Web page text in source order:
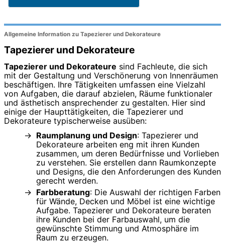
Allgemeine Information zu Tapezierer und Dekorateure
Tapezierer und Dekorateure
Tapezierer und Dekorateure sind Fachleute, die sich
mit der Gestaltung und Verschönerung von Innenräumen
beschäftigen. Ihre Tätigkeiten umfassen eine Vielzahl
von Aufgaben, die darauf abzielen, Räume funktionaler
und ästhetisch ansprechender zu gestalten. Hier sind
einige der Haupttätigkeiten, die Tapezierer und
Dekorateure typischerweise ausüben:
Raumplanung und Design: Tapezierer und
Dekorateure arbeiten eng mit ihren Kunden
zusammen, um deren Bedürfnisse und Vorlieben
zu verstehen. Sie erstellen dann Raumkonzepte
und Designs, die den Anforderungen des Kunden
gerecht werden.
Farbberatung: Die Auswahl der richtigen Farben
für Wände, Decken und Möbel ist eine wichtige
Aufgabe. Tapezierer und Dekorateure beraten
ihre Kunden bei der Farbauswahl, um die
gewünschte Stimmung und Atmosphäre im
Raum zu erzeugen.